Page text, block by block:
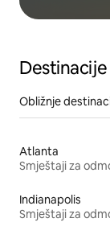
Obližnje
Atlanta
Smještaji za
Indianapolis
Smještaji za